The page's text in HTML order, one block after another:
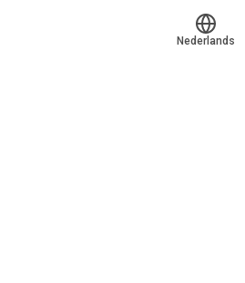
Nederlands